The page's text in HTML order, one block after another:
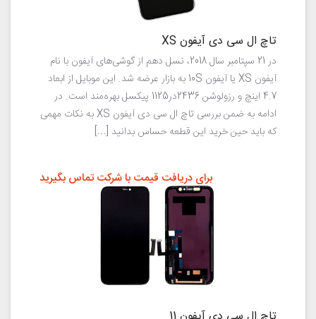
تاچ ال سی دی آیفون XS
در 21 سپتامبر سال 2018، نسل دهم از گوشی‌های آیفون با نام
آیفون XS یا آیفون 10S به بازار عرضه شد. این موبایل از ابعاد
4.7 اینچ و رزولوشن 2436در1125 پیکسل بهره‌مند است. در
ادامه به ضمن بررسی تاچ ال ‌سی ‌دی آیفون XS به نکات مهمی
که باید حین خرید این قطعه حساس بدانید […]
برای دریافت قیمت با شرکت تماس بگیرید